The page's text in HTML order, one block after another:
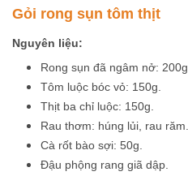
Gỏi rong sụn tôm thịt
Nguyên liệu:
Rong sụn đã ngâm nở: 200g.
Tôm luộc bóc vỏ: 150g.
Thịt ba chỉ luộc: 150g.
Rau thơm: húng lủi, rau răm.
Cà rốt bào sợi: 50g.
Đậu phộng rang giã dập.